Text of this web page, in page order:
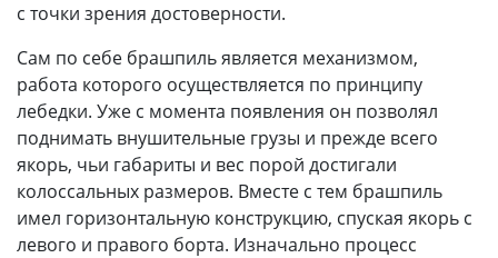
с точки зрения достоверности.
Сам по себе брашпиль является механизмом,
работа которого осуществляется по принципу
лебедки. Уже с момента появления он позволял
поднимать внушительные грузы и прежде всего
якорь, чьи габариты и вес порой достигали
колоссальных размеров. Вместе с тем брашпиль
имел горизонтальную конструкцию, спуская якорь с
левого и правого борта. Изначально процесс